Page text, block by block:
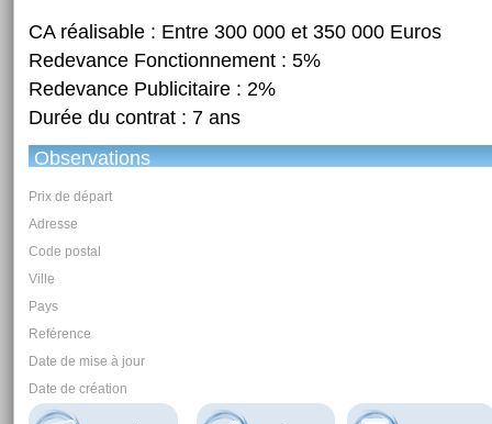
CA réalisable : Entre 300 000 et 350 000 Euros
Redevance Fonctionnement : 5%
Redevance Publicitaire : 2%
Durée du contrat : 7 ans
Observations
Prix de départ
Adresse
Code postal
Ville
Pays
Reférence
Date de mise à jour
Date de création